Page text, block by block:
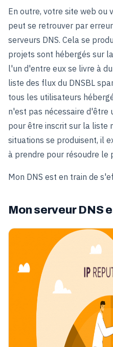
En outre, votre site web ou
peut se retrouver par
serveurs DNS. Cela se
projets sont hébergés sur
l'un d'entre eux se livre à
liste des flux du DNSBL
tous les utilisateurs
n'est pas nécessaire d'être
pour être inscrit sur la liste
situations se produisent, il
à prendre pour résoudre le
Mon DNS est en train de
Mon serveur DNS